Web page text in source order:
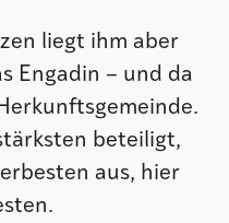
liegt ihm aber
Engadin – und da
beteiligt,
aus, hier